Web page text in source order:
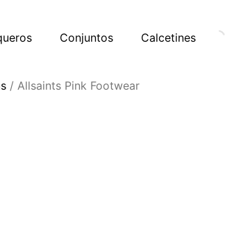
Conjuntos Calcetines
/ Allsaints Pink Footwear